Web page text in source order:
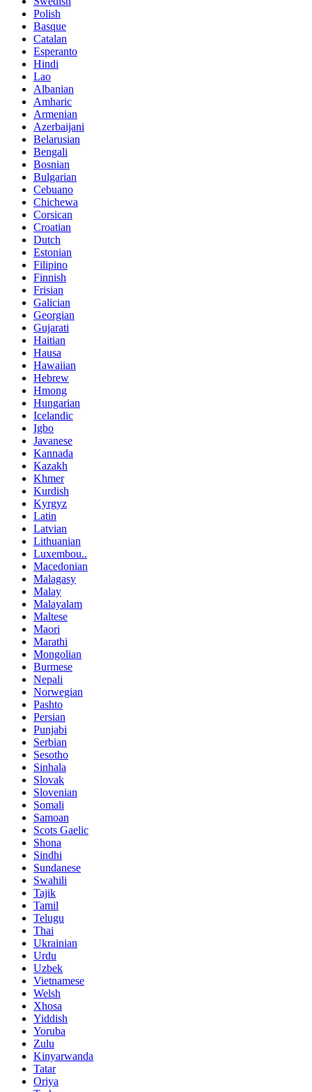
Polish
Basque
Catalan
Esperanto
Hindi
Lao
Albanian
Amharic
Armenian
Azerbaijani
Belarusian
Bengali
Bosnian
Bulgarian
Cebuano
Chichewa
Corsican
Croatian
Dutch
Estonian
Filipino
Finnish
Frisian
Galician
Georgian
Gujarati
Haitian
Hausa
Hawaiian
Hebrew
Hmong
Hungarian
Icelandic
Igbo
Javanese
Kannada
Kazakh
Khmer
Kurdish
Kyrgyz
Latin
Latvian
Lithuanian
Luxembou..
Macedonian
Malagasy
Malay
Malayalam
Maltese
Maori
Marathi
Mongolian
Burmese
Nepali
Norwegian
Pashto
Persian
Punjabi
Serbian
Sesotho
Sinhala
Slovak
Slovenian
Somali
Samoan
Scots Gaelic
Shona
Sindhi
Sundanese
Swahili
Tajik
Tamil
Telugu
Thai
Ukrainian
Urdu
Uzbek
Vietnamese
Welsh
Xhosa
Yiddish
Yoruba
Zulu
Kinyarwanda
Tatar
Oriya